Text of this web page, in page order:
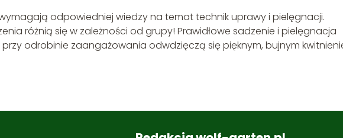
wymagają odpowiedniej wiedzy na temat technik uprawy i pielęgnacji.
różnią się w zależności od grupy! Prawidłowe sadzenie i pielęgnacja
odrobinie zaangażowania odwdzięczą się pięknym, bujnym